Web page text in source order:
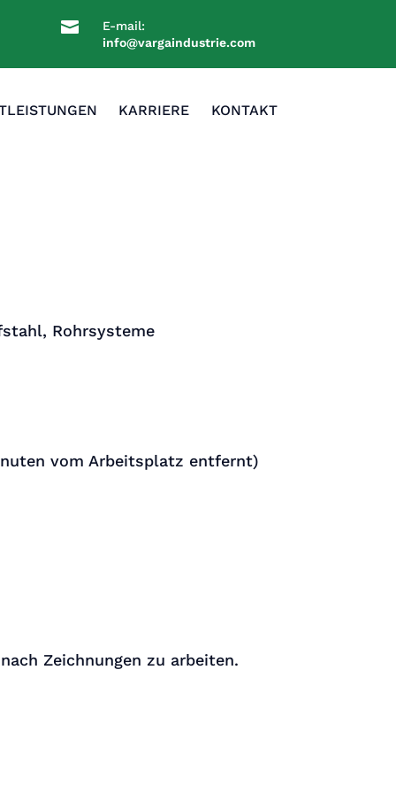

E-mail:
info@vargaindustrie.com
KARRIERE KONTAKT
Rohrsysteme
vom Arbeitsplatz entfernt)
Zeichnungen zu arbeiten.